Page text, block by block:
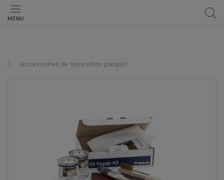
MENU
Accessoires de réparation parquet